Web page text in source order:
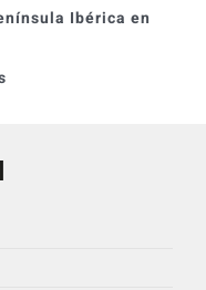
Ibérica en